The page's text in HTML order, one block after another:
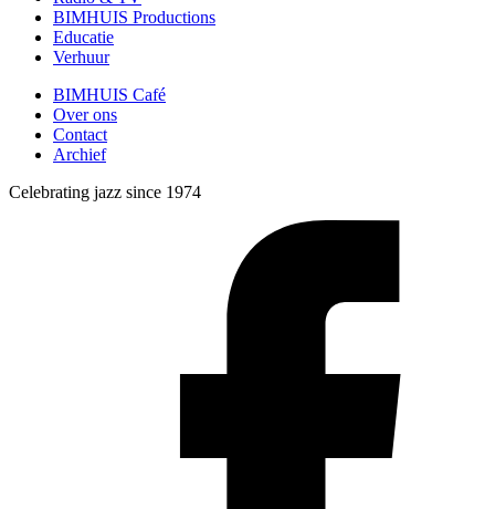
BIMHUIS Productions
Educatie
Verhuur
BIMHUIS Café
Over ons
Contact
Archief
Celebrating jazz since 1974